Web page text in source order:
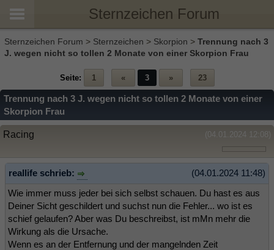
Sternzeichen Forum
Sternzeichen Forum > Sternzeichen > Skorpion > Trennung nach 3
J. wegen nicht so tollen 2 Monate von einer Skorpion Frau
Seite: 1 « 3 » 23
Trennung nach 3 J. wegen nicht so tollen 2 Monate von einer
Skorpion Frau
(04.01.2024 12:08)
Racing
(04.01.2024 11:48)
reallife schrieb:
Wie immer muss jeder bei sich selbst schauen. Du hast es aus
Deiner Sicht geschildert und suchst nun die Fehler... wo ist es
schief gelaufen? Aber was Du beschreibst, ist mMn mehr die
Wirkung als die Ursache.
Wenn es an der Entfernung und der mangelnden Zeit